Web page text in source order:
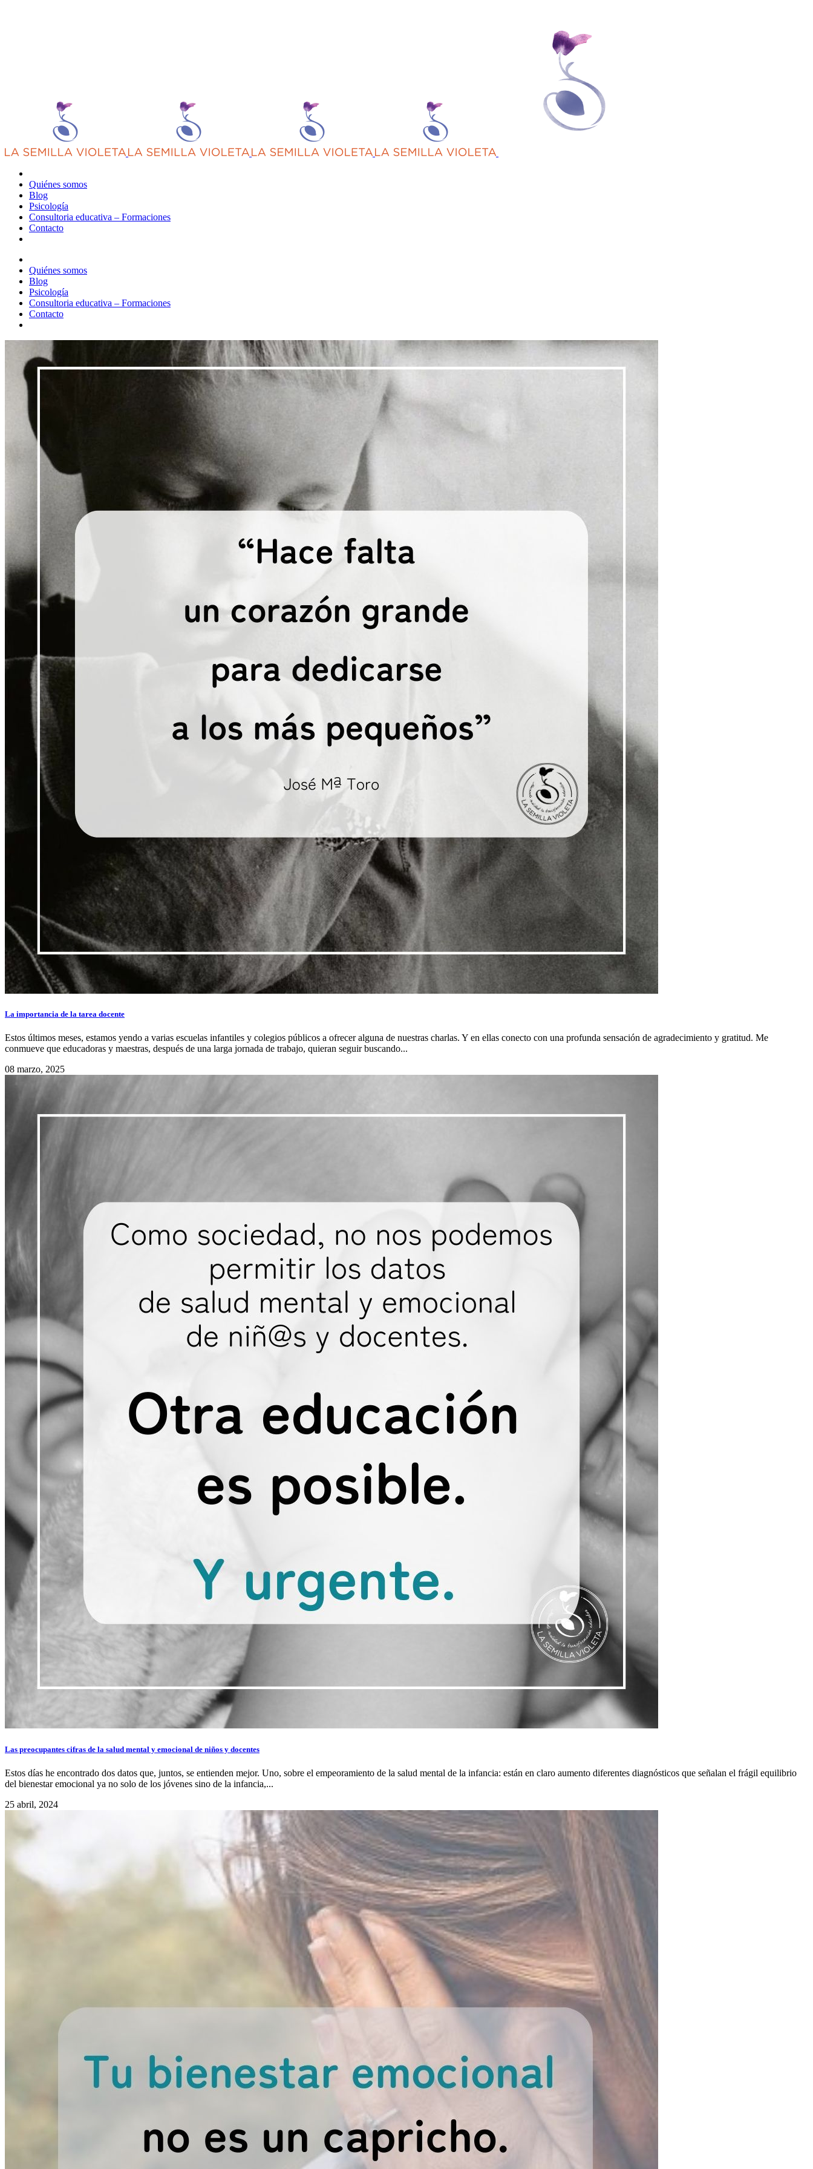
Quiénes somos
Blog
Psicología
Consultoria educativa – Formaciones
Contacto
Quiénes somos
Blog
Psicología
Consultoria educativa – Formaciones
Contacto
La importancia de la tarea docente
Estos últimos meses, estamos yendo a varias escuelas infantiles y colegios públicos a ofrecer alguna de nuestras charlas. Y en ellas conecto con una profunda sensación de agradecimiento y gratitud. Me
conmueve que educadoras y maestras, después de una larga jornada de trabajo, quieran seguir buscando...
08 marzo, 2025
Las preocupantes cifras de la salud mental y emocional de niños y docentes
Estos días he encontrado dos datos que, juntos, se entienden mejor. Uno, sobre el empeoramiento de la salud mental de la infancia: están en claro aumento diferentes diagnósticos que señalan el frágil equilibrio
del bienestar emocional ya no solo de los jóvenes sino de la infancia,...
25 abril, 2024